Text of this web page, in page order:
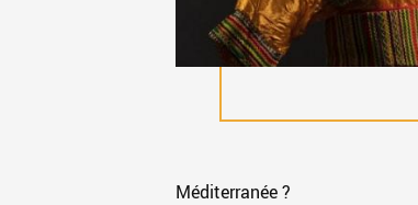
Méditerranée ?